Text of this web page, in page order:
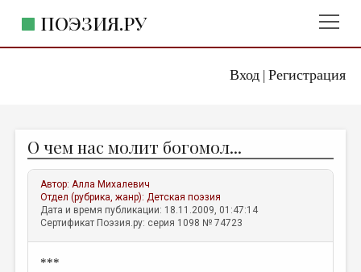
Вход| Регистрация
ПОЭЗИЯ.РУ
ЖАНРЫ
АВТОРЫ
КОММЕНТАРИИ
ЛИТСАЛОН
НОВОСТИ
О чем нас молит богомол...
Автор:Алла Михалевич
Отдел (рубрика, жанр):Детская поэзия
Дата и время публикации: 18.11.2009, 01:47:14
Сертификат Поэзия.ру: серия 1098 № 74723
***